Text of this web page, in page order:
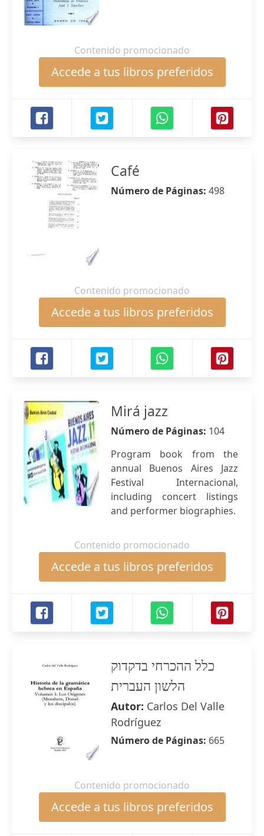
Contenido promocionado
Accede a tus libros preferidos
Café
Número de Páginas: 498
Contenido promocionado
Accede a tus libros preferidos
Mirá jazz
Número de Páginas: 104
Program book from the
annual Buenos Aires Jazz
Festival Internacional,
including concert listings
and performer biographies.
Contenido promocionado
Accede a tus libros preferidos
כלל ההכרחי בדקדוק
הלשון העברית
Autor: Carlos Del Valle
Rodríguez
Número de Páginas: 665
Contenido promocionado
Accede a tus libros preferidos